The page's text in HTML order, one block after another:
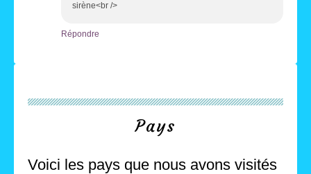
sirène<br />
Répondre
Pays
Voici les pays que nous avons visités